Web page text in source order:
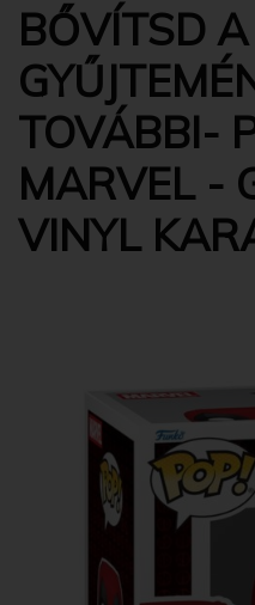
BŐVÍTSD
TOVÁBBI-
MARVEL -
VINYL